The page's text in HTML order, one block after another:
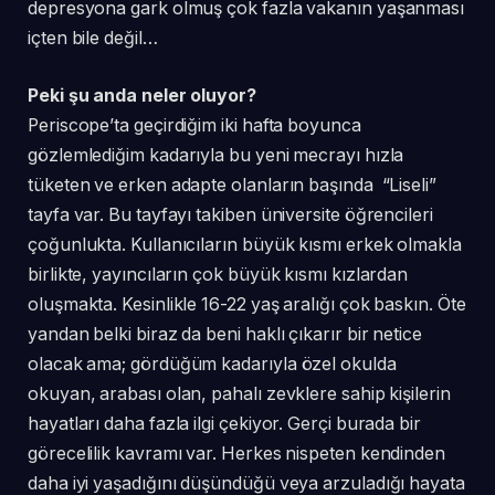
depresyona gark olmuş çok fazla vakanın yaşanması
içten bile değil…
Peki şu anda neler oluyor?
Periscope’ta geçirdiğim iki hafta boyunca
gözlemlediğim kadarıyla bu yeni mecrayı hızla
tüketen ve erken adapte olanların başında “Liseli”
tayfa var. Bu tayfayı takiben üniversite öğrencileri
çoğunlukta. Kullanıcıların büyük kısmı erkek olmakla
birlikte, yayıncıların çok büyük kısmı kızlardan
oluşmakta. Kesinlikle 16-22 yaş aralığı çok baskın. Öte
yandan belki biraz da beni haklı çıkarır bir netice
olacak ama; gördüğüm kadarıyla özel okulda
okuyan, arabası olan, pahalı zevklere sahip kişilerin
hayatları daha fazla ilgi çekiyor. Gerçi burada bir
görecelilik kavramı var. Herkes nispeten kendinden
daha iyi yaşadığını düşündüğü veya arzuladığı hayata